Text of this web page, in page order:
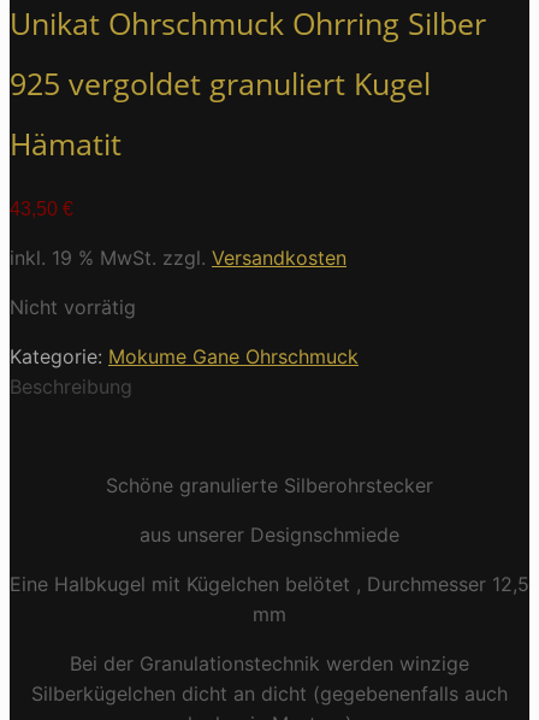
Unikat Ohrschmuck Ohrring Silber
925 vergoldet granuliert Kugel
Hämatit
43,50 €
inkl. 19 % MwSt. zzgl. Versandkosten
Nicht vorrätig
Kategorie: Mokume Gane Ohrschmuck
Beschreibung
Schöne granulierte Silberohrstecker
aus unserer Designschmiede
Eine Halbkugel mit Kügelchen belötet , Durchmesser 12,5
mm
Bei der Granulationstechnik werden winzige
Silberkügelchen dicht an dicht (gegebenenfalls auch